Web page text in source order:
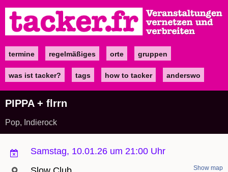
zum
Inhalt
Maintermine regelmäßiges orte gruppen
was ist tacker? tags how to tacker anderswo
PIPPA + flrrn
Pop, Indierock
Samstag, 10.01.26 um 21:00 Uhr
Show map